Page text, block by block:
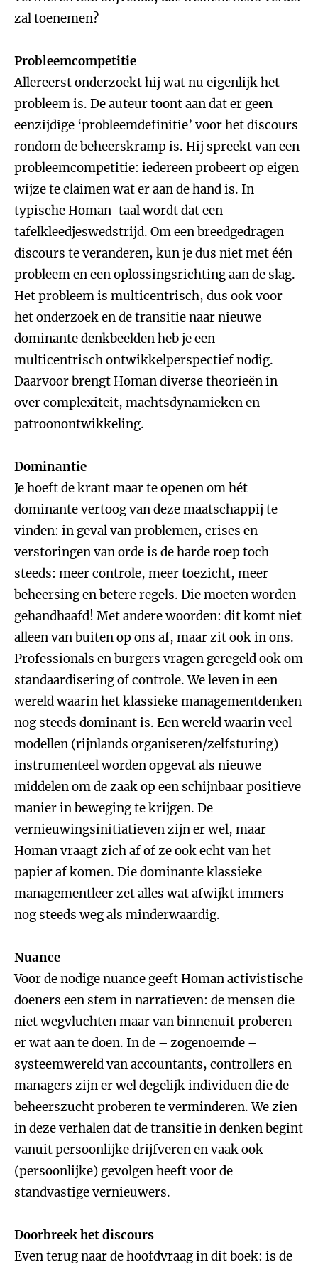
zal toenemen?
Probleemcompetitie
Allereerst onderzoekt hij wat nu eigenlijk het
probleem is. De auteur toont aan dat er geen
eenzijdige ‘probleemdefinitie’ voor het discours
rondom de beheerskramp is. Hij spreekt van een
probleemcompetitie: iedereen probeert op eigen
wijze te claimen wat er aan de hand is. In
typische Homan-taal wordt dat een
tafelkleedjeswedstrijd. Om een breedgedragen
discours te veranderen, kun je dus niet met één
probleem en een oplossingsrichting aan de slag.
Het probleem is multicentrisch, dus ook voor
het onderzoek en de transitie naar nieuwe
dominante denkbeelden heb je een
multicentrisch ontwikkelperspectief nodig.
Daarvoor brengt Homan diverse theorieën in
over complexiteit, machtsdynamieken en
patroonontwikkeling.
Dominantie
Je hoeft de krant maar te openen om hét
dominante vertoog van deze maatschappij te
vinden: in geval van problemen, crises en
verstoringen van orde is de harde roep toch
steeds: meer controle, meer toezicht, meer
beheersing en betere regels. Die moeten worden
gehandhaafd! Met andere woorden: dit komt niet
alleen van buiten op ons af, maar zit ook in ons.
Professionals en burgers vragen geregeld ook om
standaardisering of controle. We leven in een
wereld waarin het klassieke managementdenken
nog steeds dominant is. Een wereld waarin veel
modellen (rijnlands organiseren/zelfsturing)
instrumenteel worden opgevat als nieuwe
middelen om de zaak op een schijnbaar positieve
manier in beweging te krijgen. De
vernieuwingsinitiatieven zijn er wel, maar
Homan vraagt zich af of ze ook echt van het
papier af komen. Die dominante klassieke
managementleer zet alles wat afwijkt immers
nog steeds weg als minderwaardig.
Nuance
Voor de nodige nuance geeft Homan activistische
doeners een stem in narratieven: de mensen die
niet wegvluchten maar van binnenuit proberen
er wat aan te doen. In de – zogenoemde –
systeemwereld van accountants, controllers en
managers zijn er wel degelijk individuen die de
beheerszucht proberen te verminderen. We zien
in deze verhalen dat de transitie in denken begint
vanuit persoonlijke drijfveren en vaak ook
(persoonlijke) gevolgen heeft voor de
standvastige vernieuwers.
Doorbreek het discours
Even terug naar de hoofdvraag in dit boek: is de